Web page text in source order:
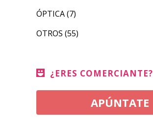
ÓPTICA(7)
OTROS (55)
¿ERES COMERCIANTE?
APÚNTATE